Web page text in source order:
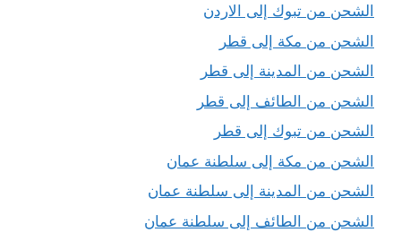
الشحن من تبوك إلى الاردن
الشحن من مكة إلى قطر
الشحن من المدينة إلى قطر
الشحن من الطائف إلى قطر
الشحن من تبوك إلى قطر
الشحن من مكة إلى سلطنة عمان
الشحن من المدينة إلى سلطنة عمان
الشحن من الطائف إلى سلطنة عمان